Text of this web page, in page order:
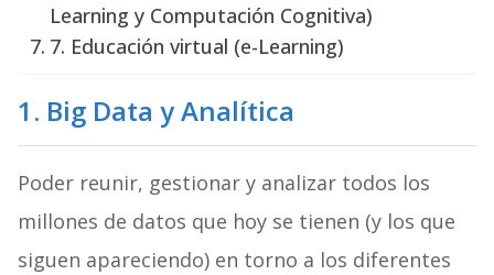
Learning y Computación Cognitiva)
7. Educación virtual (e-Learning)
1. Big Data y Analítica
Poder reunir, gestionar y analizar todos los
millones de datos que hoy se tienen (y los que
siguen apareciendo) en torno a los diferentes